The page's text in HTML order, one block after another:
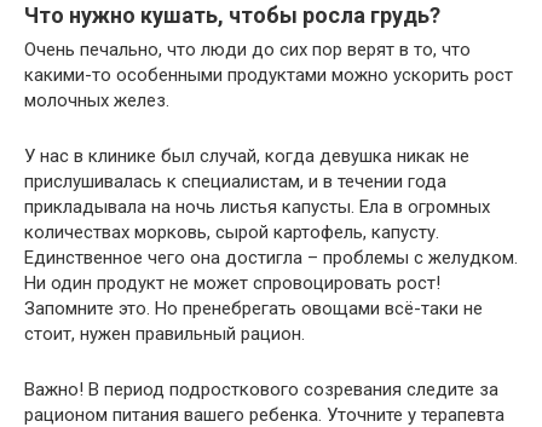
Что нужно кушать, чтобы росла грудь?
Очень печально, что люди до сих пор верят в то, что
какими-то особенными продуктами можно ускорить рост
молочных желез.
У нас в клинике был случай, когда девушка никак не
прислушивалась к специалистам, и в течении года
прикладывала на ночь листья капусты. Ела в огромных
количествах морковь, сырой картофель, капусту.
Единственное чего она достигла – проблемы с желудком.
Ни один продукт не может спровоцировать рост!
Запомните это. Но пренебрегать овощами всё-таки не
стоит, нужен правильный рацион.
Важно! В период подросткового созревания следите за
рационом питания вашего ребенка. Уточните у терапевта